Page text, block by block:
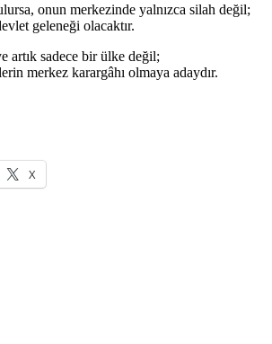
onun merkezinde yalnızca silah değil;
geleneği olacaktır.
artık sadece bir ülke değil;
merkez karargâhı olmaya adaydır.
X